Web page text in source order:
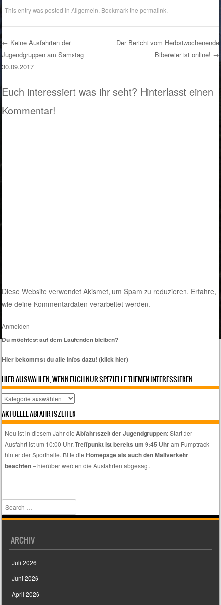
This entry was posted inAllgemein . Bookmark thepermalink
Post navigation
← Keine Ausfahrten der
Jugendgruppen am Samstag
30.09.2017
Der Bericht vom Herbstwochenende
Biberwier ist online! →
Euch interessiert was ihr seht? Hinterlasst einen
Kommentar!
Diese Website verwendet Akismet, um Spam zu reduzieren. Erfahre,
wie deine Kommentardaten verarbeitet werden.
Anmelden
Du möchtest auf dem Laufenden bleiben?
Hier bekommst du alle Infos dazu! (klick hier)
HIER AUSWÄHLEN, WENN EUCH NUR SPEZIELLE THEMEN INTERESSIEREN.
Hier
wenn
Themen
interessieren.
AKTUELLE ABFAHRTSZEITEN
Neu ist in diesem Jahr dieAbfahrtszeit der Jugendgruppen: Start der
Ausfahrt ist um 10:00 Uhr.Treffpunkt ist bereits um 9:45 Uhram Pumptrack
hinter der Sporthalle. Bitte dieHomepage als auch den Mailverkehr
beachten– hierüber werden die Ausfahrten abgesagt.
Search
ARCHIV
Juli 2026
Juni 2026
April 2026